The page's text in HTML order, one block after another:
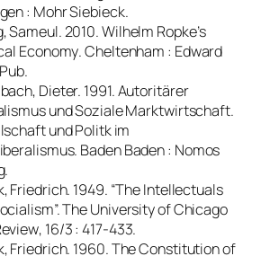
: Mohr Siebieck.
Sameul. 2010.Wilhelm Ropke’s
Economy. Cheltenham : Edward
Dieter. 1991.Autoritärer
und Soziale Marktwirtschaft.
und Politk im
. Baden Baden : Nomos
Friedrich. 1949. “The Intellectuals
The University of Chicago
, 16/3 : 417-433.
Friedrich. 1960.The Constitution of